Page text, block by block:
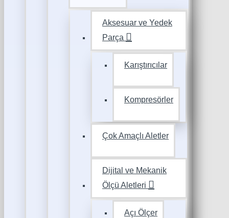
Aksesuar ve Yedek
Parça
Karıştırıcılar
Kompresörler
Çok Amaçlı Aletler
Dijital ve Mekanik
Ölçü Aletleri
Açı Ölçer